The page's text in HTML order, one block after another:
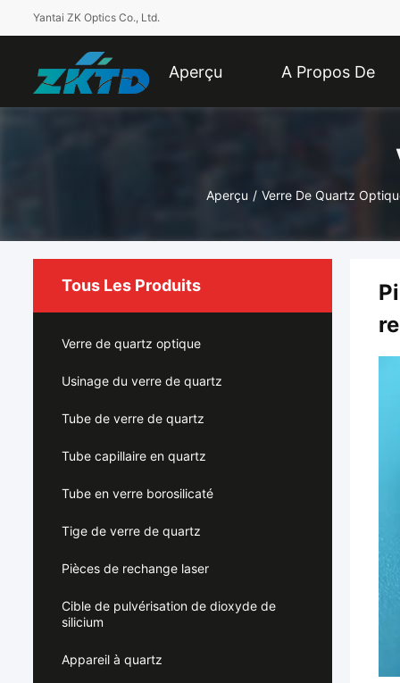
Yantai ZK Optics Co., Ltd.
Aperçu A Propos De
Aperçu / Verre De Quartz
Tous Les Produits
Verre de quartz optique
Usinage du verre de quartz
Tube de verre de quartz
Tube capillaire en quartz
Tube en verre borosilicaté
Tige de verre de quartz
Pièces de rechange laser
Cible de pulvérisation de dioxyde de
silicium
Appareil à quartz